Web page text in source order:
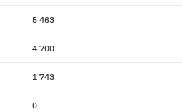
5 463
4 700
1 743
0